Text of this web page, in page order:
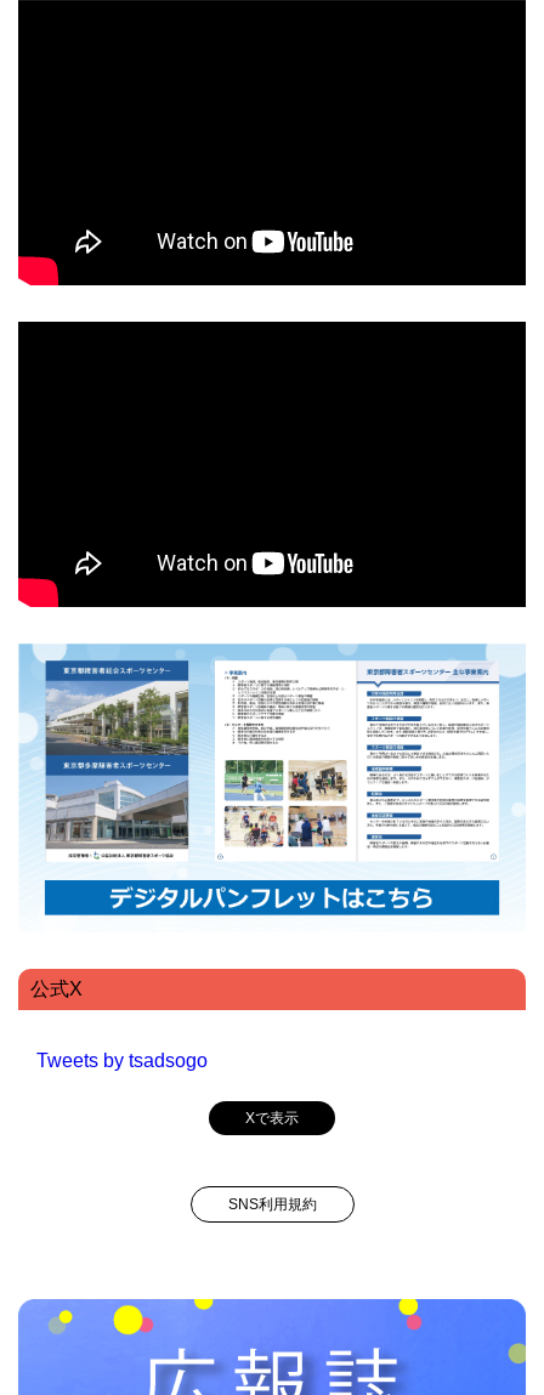
公式X
Tweets by tsadsogo
Xで表示
SNS利用規約